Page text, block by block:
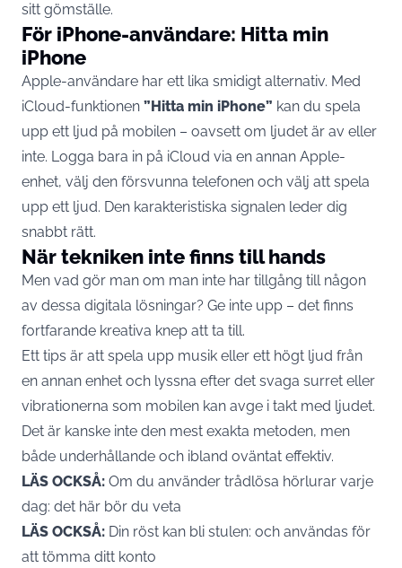
sitt gömställe.
För iPhone-användare: Hitta min
iPhone
Apple-användare har ett lika smidigt alternativ. Med
iCloud-funktionen ”Hitta min iPhone” kan du spela
upp ett ljud på mobilen – oavsett om ljudet är av eller
inte. Logga bara in på iCloud via en annan Apple-
enhet, välj den försvunna telefonen och välj att spela
upp ett ljud. Den karakteristiska signalen leder dig
snabbt rätt.
När tekniken inte finns till hands
Men vad gör man om man inte har tillgång till någon
av dessa digitala lösningar? Ge inte upp – det finns
fortfarande kreativa knep att ta till.
Ett tips är att spela upp musik eller ett högt ljud från
en annan enhet och lyssna efter det svaga surret eller
vibrationerna som mobilen kan avge i takt med ljudet.
Det är kanske inte den mest exakta metoden, men
både underhållande och ibland oväntat effektiv.
LÄS OCKSÅ: Om du använder trådlösa hörlurar varje
dag: det här bör du veta
LÄS OCKSÅ: Din röst kan bli stulen: och användas för
att tömma ditt konto